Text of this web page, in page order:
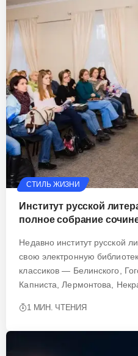
СТИЛЬ ЖИЗНИ
Институт русской
полное собрание
Недавно институт русской
свою электронную
классиков — Белинского,
Капниста, Лермонтова,
1 МИН. ЧТЕНИЯ